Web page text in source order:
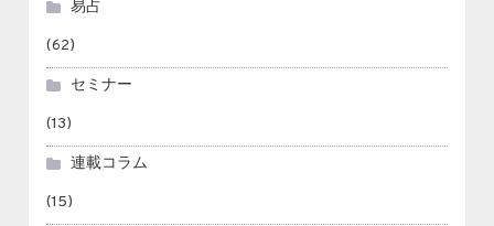
易占
(62)
セミナー
(13)
連載コラム
(15)